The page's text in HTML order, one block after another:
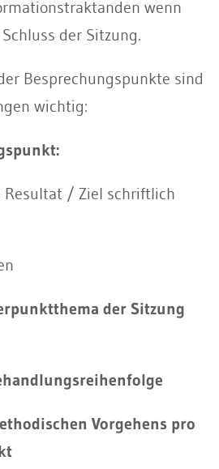
wenn
der Sitzung.
Besprechungspunkte sind
wichtig:
Resultat / Ziel schriftlich
der Sitzung
Vorgehens pro